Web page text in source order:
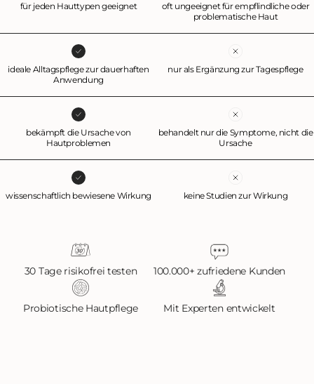
für jeden Hauttypen geeignet
oft ungeeignet für empflindliche oder
problematische Haut
ideale Alltagspflege zur dauerhaften
Anwendung
nur als Ergänzung zur Tagespflege
bekämpft die Ursache von
Hautproblemen
behandelt nur die Symptome, nicht die
Ursache
wissenschaftlich bewiesene Wirkung keine Studien zur Wirkung
30 Tage risikofrei testen 100.000+ zufriedene Kunden
Probiotische Hautpflege Mit Experten entwickelt